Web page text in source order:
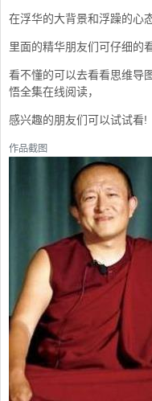
在浮华的大背景和浮躁的心
里面的精华朋友们可仔细的
看不懂的可以去看看思维导
悟全集在线阅读，
感兴趣的朋友们可以试试看!
作品截图